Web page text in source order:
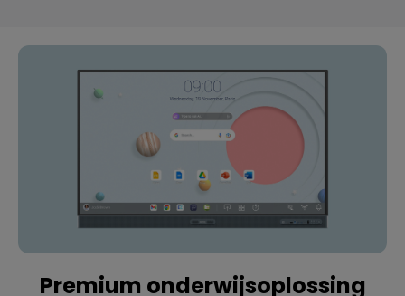
Premium onderwijsoplossing